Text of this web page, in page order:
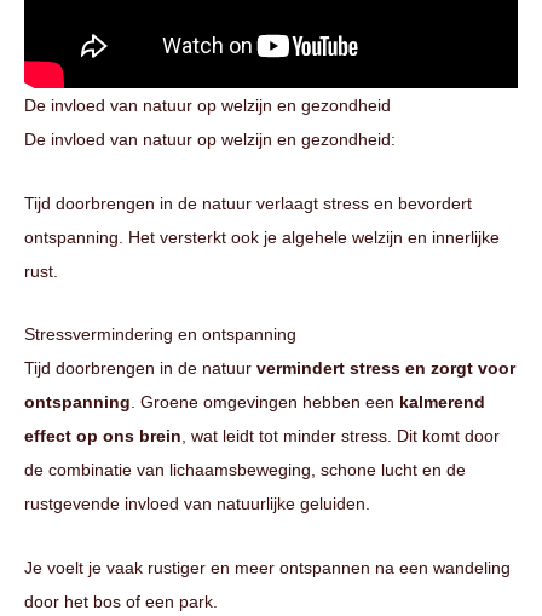
De invloed van natuur op welzijn en gezondheid
De invloed van natuur op welzijn en gezondheid:
Tijd doorbrengen in de natuur verlaagt stress en bevordert
ontspanning. Het versterkt ook je algehele welzijn en innerlijke
rust.
Stressvermindering en ontspanning
Tijd doorbrengen in de natuur vermindert stress en zorgt voor
ontspanning . Groene omgevingen hebben een kalmerend
effect op ons brein , wat leidt tot minder stress. Dit komt door
de combinatie van lichaamsbeweging, schone lucht en de
rustgevende invloed van natuurlijke geluiden.
Je voelt je vaak rustiger en meer ontspannen na een wandeling
door het bos of een park.